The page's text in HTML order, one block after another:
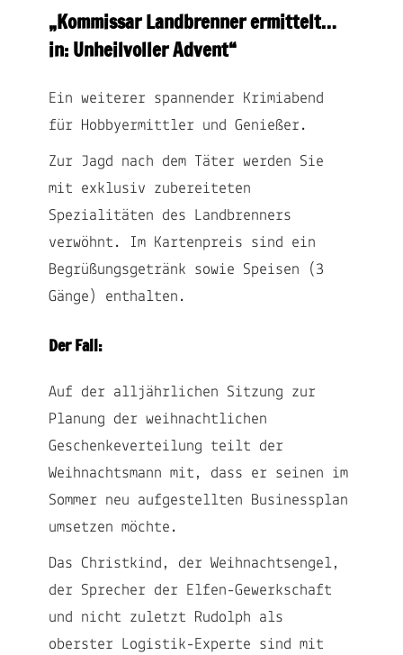
„Kommissar Landbrenner ermittelt…
in: Unheilvoller Advent“
Ein weiterer spannender Krimiabend
für Hobbyermittler und Genießer.
Zur Jagd nach dem Täter werden Sie
mit exklusiv zubereiteten
Spezialitäten des Landbrenners
verwöhnt. Im Kartenpreis sind ein
Begrüßungsgetränk sowie Speisen (3
Gänge) enthalten.
Der Fall:
Auf der alljährlichen Sitzung zur
Planung der weihnachtlichen
Geschenkeverteilung teilt der
Weihnachtsmann mit, dass er seinen im
Sommer neu aufgestellten Businessplan
umsetzen möchte.
Das Christkind, der Weihnachtsengel,
der Sprecher der Elfen-Gewerkschaft
und nicht zuletzt Rudolph als
oberster Logistik-Experte sind mit